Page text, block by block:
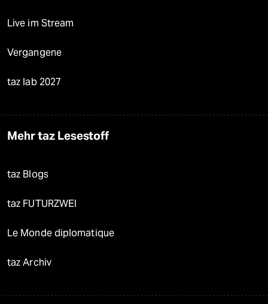
Live im Stream
Vergangene
taz lab 2027
Mehr taz Lesestoff
taz Blogs
taz FUTURZWEI
Le Monde diplomatique
taz Archiv